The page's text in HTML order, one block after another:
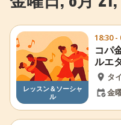
レッスン＆ソーシャ
ル
18:30 -
コパ
ルエ
タ
金